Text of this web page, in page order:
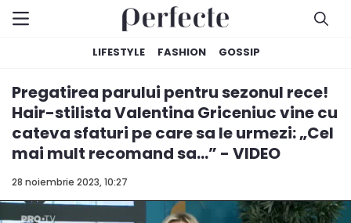
LIFESTYLE FASHION GOSSIP
28 noiembrie 2023, 10:27
Pregatirea parului pentru sezonul rece!
Hair-stilista Valentina Griceniuc vine cu
cateva sfaturi pe care sa le urmezi: „Cel
mai mult recomand sa...” - VIDEO